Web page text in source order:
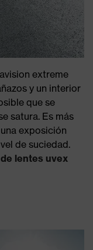
extreme
y un interior
que se
satura. Es más
exposición
de suciedad.
lentes uvex